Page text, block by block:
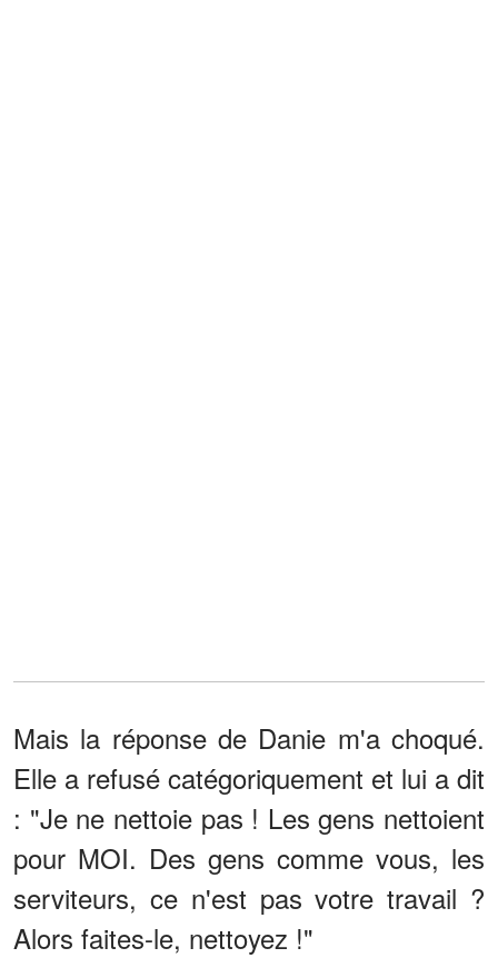
Mais la réponse de Danie m'a choqué.
Elle a refusé catégoriquement et lui a dit
: "Je ne nettoie pas ! Les gens nettoient
pour MOI. Des gens comme vous, les
serviteurs, ce n'est pas votre travail ?
Alors faites-le, nettoyez !"